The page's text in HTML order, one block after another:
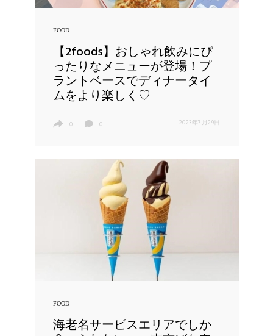
FOOD
【2foods】おしゃれ飲みにぴ
ったりなメニューが登場！プ
ラントベースでディナータイ
ムをより楽しく♡
0 0 2023年7月29日
FOOD
海老名サービスエリアでしか